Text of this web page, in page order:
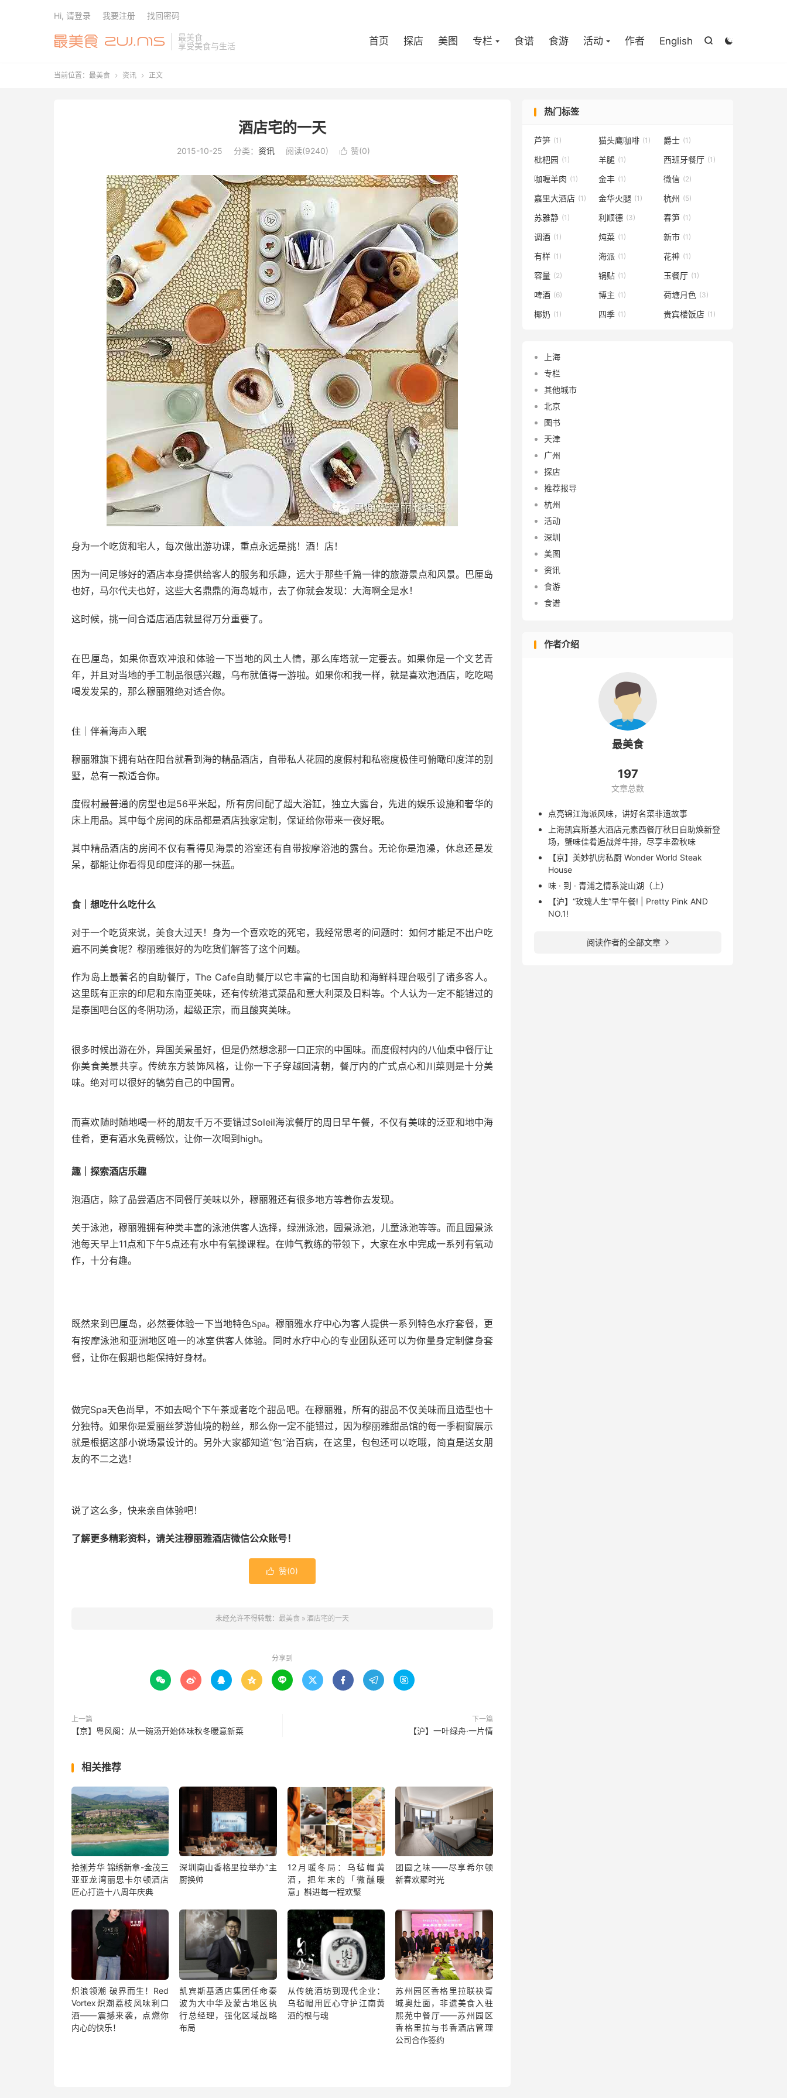
最美食
享受美食与生活


首页 探店 美图 专栏 食谱 食游 活动 作者 English
Hi, 请登录 我要注册 找回密码
当前位置： 最美食  资讯  正文
酒店宅的一天
2015-10-25 分类： 资讯 阅读(9240)  赞(0)
身为一个吃货和宅人，每次做出游功课，重点永远是挑！酒！店！
因为一间足够好的酒店本身提供给客人的服务和乐趣，远大于那些千篇一律的旅游景点和风景。巴厘岛
也好，马尔代夫也好，这些大名鼎鼎的海岛城市，去了你就会发现：大海啊全是水！
这时候，挑一间合适店酒店就显得万分重要了。
在巴厘岛，如果你喜欢冲浪和体验一下当地的风土人情，那么库塔就一定要去。如果你是一个文艺青
年，并且对当地的手工制品很感兴趣，乌布就值得一游啦。如果你和我一样，就是喜欢泡酒店，吃吃喝
喝发发呆的，那么穆丽雅绝对适合你。
住｜伴着海声入眠
穆丽雅旗下拥有站在阳台就看到海的精品酒店，自带私人花园的度假村和私密度极佳可俯瞰印度洋的别
墅，总有一款适合你。
度假村最普通的房型也是56平米起，所有房间配了超大浴缸，独立大露台，先进的娱乐设施和奢华的
床上用品。其中每个房间的床品都是酒店独家定制，保证给你带来一夜好眠。
其中精品酒店的房间不仅有看得见海景的浴室还有自带按摩浴池的露台。无论你是泡澡，休息还是发
呆，都能让你看得见印度洋的那一抹蓝。
食｜想吃什么吃什么
对于一个吃货来说，美食大过天！身为一个喜欢吃的死宅，我经常思考的问题时：如何才能足不出户吃
遍不同美食呢？穆丽雅很好的为吃货们解答了这个问题。
作为岛上最著名的自助餐厅，The Cafe自助餐厅以它丰富的七国自助和海鲜料理台吸引了诸多客人。
这里既有正宗的印尼和东南亚美味，还有传统港式菜品和意大利菜及日料等。个人认为一定不能错过的
是泰国吧台区的冬阴功汤，超级正宗，而且酸爽美味。
很多时候出游在外，异国美景虽好，但是仍然想念那一口正宗的中国味。而度假村内的八仙桌中餐厅让
你美食美景共享。传统东方装饰风格，让你一下子穿越回清朝，餐厅内的广式点心和川菜则是十分美
味。绝对可以很好的犒劳自己的中国胃。
而喜欢随时随地喝一杯的朋友千万不要错过Soleil海滨餐厅的周日早午餐，不仅有美味的泛亚和地中海
佳肴，更有酒水免费畅饮，让你一次喝到high。
趣｜探索酒店乐趣
泡酒店，除了品尝酒店不同餐厅美味以外，穆丽雅还有很多地方等着你去发现。
关于泳池，穆丽雅拥有种类丰富的泳池供客人选择，绿洲泳池，园景泳池，儿童泳池等等。而且园景泳
池每天早上11点和下午5点还有水中有氧操课程。在帅气教练的带领下，大家在水中完成一系列有氧动
作，十分有趣。
既然来到巴厘岛，必然要体验一下当地特色Spa。穆丽雅水疗中心为客人提供一系列特色水疗套餐，更
有按摩泳池和亚洲地区唯一的冰室供客人体验。同时水疗中心的专业团队还可以为你量身定制健身套
餐，让你在假期也能保持好身材。
做完Spa天色尚早，不如去喝个下午茶或者吃个甜品吧。在穆丽雅，所有的甜品不仅美味而且造型也十
分独特。如果你是爱丽丝梦游仙境的粉丝，那么你一定不能错过，因为穆丽雅甜品馆的每一季橱窗展示
就是根据这部小说场景设计的。另外大家都知道“包”治百病，在这里，包包还可以吃哦，简直是送女朋
友的不二之选！
说了这么多，快来亲自体验吧！
了解更多精彩资料，请关注穆丽雅酒店微信公众账号！
 赞(0)
未经允许不得转载： 最美食 » 酒店宅的一天
分享到
        
上一篇
【京】粤风阁：从一碗汤开始体味秋冬暖意新菜
下一篇
【沪】一叶绿舟·一片情
相关推荐
拾捌芳华 锦绣新章-金茂三
亚亚龙湾丽思卡尔顿酒店
匠心打造十八周年庆典
深圳南山香格里拉举办“主
厨换帅
12月暖冬局：乌毡帽黄
酒，把年末的「微醺暖
意」斟进每一程欢聚
团圆之味——尽享希尔顿
新春欢聚时光
炽浪领潮 破界而生！Red
Vortex炽潮荔枝风味利口
酒——震撼来袭，点燃你
内心的快乐！
凯宾斯基酒店集团任命秦
波为大中华及蒙古地区执
行总经理，强化区域战略
布局
从传统酒坊到现代企业：
乌毡帽用匠心守护江南黄
酒的根与魂
苏州园区香格里拉联袂胥
城奥灶面，非遗美食入驻
熙苑中餐厅——苏州园区
香格里拉与书香酒店管理
公司合作签约
热门标签
芦笋 (1) 猫头鹰咖啡 (1) 爵士 (1)
枇杷园 (1) 羊腿 (1) 西班牙餐厅 (1)
咖喱羊肉 (1) 金丰 (1) 微信 (2)
嘉里大酒店 (1) 金华火腿 (1) 杭州 (5)
苏雅静 (1) 利顺德 (3) 春笋 (1)
调酒 (1) 炖菜 (1) 新市 (1)
有样 (1) 海派 (1) 花神 (1)
容量 (2) 锅贴 (1) 玉餐厅 (1)
啤酒 (6) 博主 (1) 荷塘月色 (3)
椰奶 (1) 四季 (1) 贵宾楼饭店 (1)
上海
专栏
其他城市
北京
图书
天津
广州
探店
推荐报导
杭州
活动
深圳
美图
资讯
食游
食谱
作者介绍
最美食
197
文章总数
点亮锦江海派风味，讲好名菜非遗故事
上海凯宾斯基大酒店元素西餐厅秋日自助焕新登
场，蟹味佳肴逅战斧牛排，尽享丰盈秋味
【京】美妙扒房私厨 Wonder World Steak
House
味 · 到 · 青浦之情系淀山湖（上）
【沪】“玫瑰人生”早午餐! | Pretty Pink AND
NO.1!
阅读作者的全部文章 